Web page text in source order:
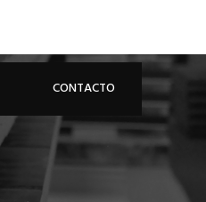
CONTACTO